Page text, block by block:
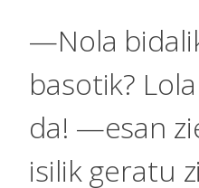
—Nola
basotik?
da! —esan
isilik geratu